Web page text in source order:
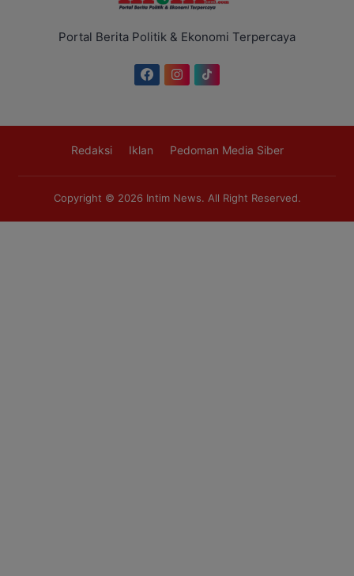
Portal Berita Politik & Ekonomi Terpercaya
Redaksi Iklan Pedoman Media Siber
Copyright © 2026 Intim News. All Right Reserved.